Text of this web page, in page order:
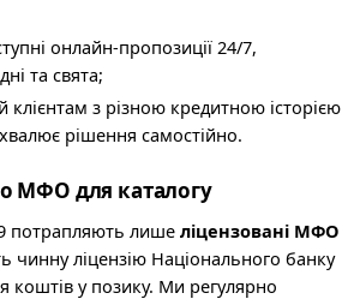
онлайн-пропозиції 24/7,
та свята;
клієнтам з різною кредитною історією
рішення самостійно.
МФО для каталогу
потрапляють лише ліцензовані МФО
чинну ліцензію Національного банку
коштів у позику. Ми регулярно